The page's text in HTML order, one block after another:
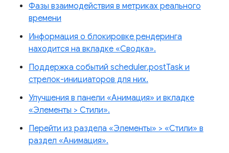
Фазы взаимодействия в метриках реального
времени
Информация о блокировке рендеринга
находится на вкладке «Сводка».
Поддержка событий scheduler.postTask и
стрелок-инициаторов для них.
Улучшения в панели «Анимация» и вкладке
«Элементы > Стили».
Перейти из раздела «Элементы» > «Стили» в
раздел «Анимация».